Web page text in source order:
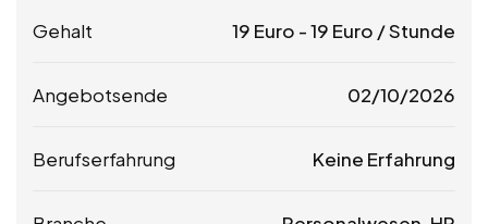
Gehalt 19 Euro -19 Euro / Stunde
Angebotsende 02/10/2026
Berufserfahrung Keine Erfahrung